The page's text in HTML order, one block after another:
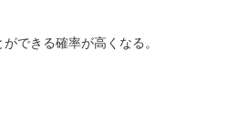
できる確率が高くなる。